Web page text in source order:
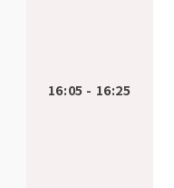
16:05 - 16:25